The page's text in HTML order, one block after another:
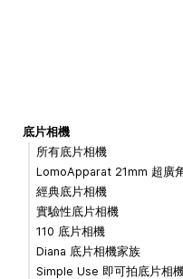
底片相機
所有底片相機
LomoApparat 21mm 超廣
經典底片相機
實驗性底片相機
110 底片相機
Diana 底片相機家族
Simple Use 即可拍底片相